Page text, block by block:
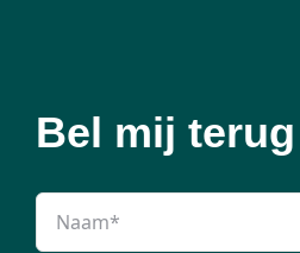
Bel mij terug